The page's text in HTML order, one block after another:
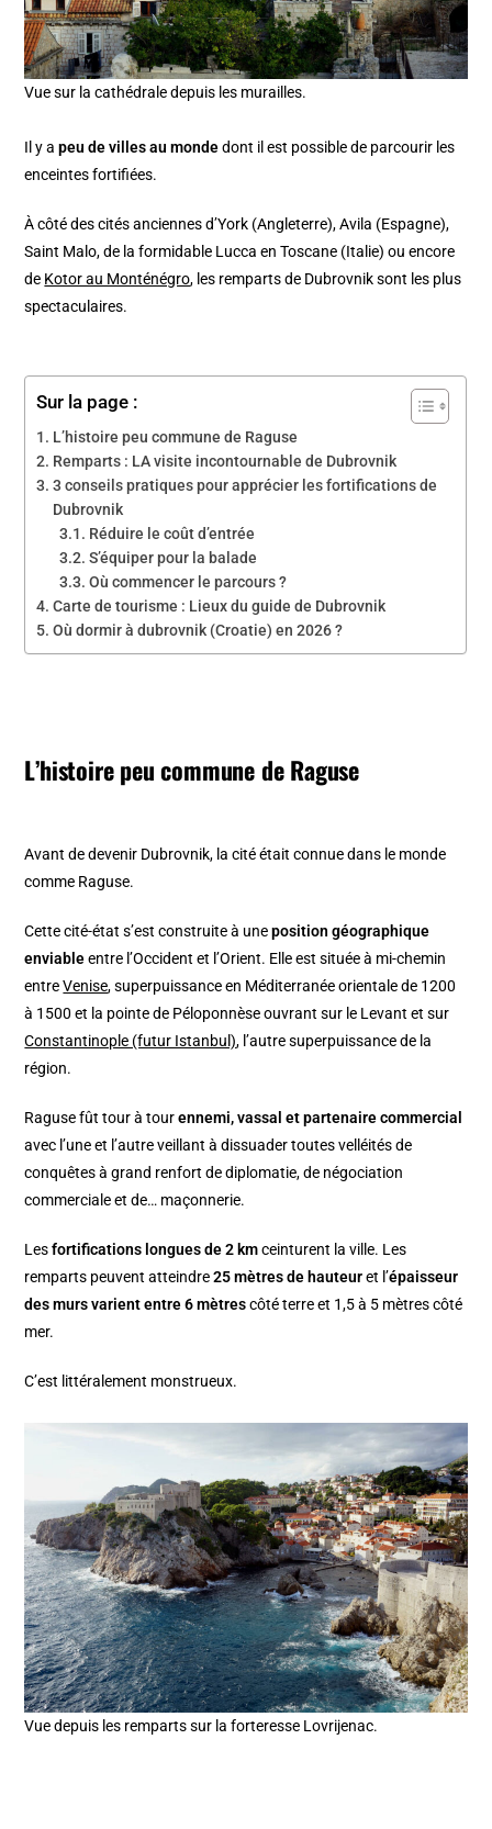
Vue sur la cathédrale depuis les murailles.
Il y apeu de villes au mondedont il est possible de parcourir les
enceintes fortifiées.
À côté des cités anciennes d’York (Angleterre), Avila (Espagne),
Saint Malo, de la formidable Lucca en Toscane (Italie) ou encore
de Kotor au Monténégro, les remparts de Dubrovnik sont les plus
spectaculaires.
Sur la page :
L’histoire peu commune de Raguse
Remparts : LA visite incontournable de Dubrovnik
3 conseils pratiques pour apprécier les fortifications de
Dubrovnik
Réduire le coût d’entrée
S’équiper pour la balade
Où commencer le parcours ?
Carte de tourisme : Lieux du guide de Dubrovnik
Où dormir à dubrovnik (Croatie) en 2026 ?
L’histoire peu commune de Raguse
Avant de devenir Dubrovnik, la cité était connue dans le monde
comme Raguse.
Cette cité-état s’est construite à uneposition géographique
enviableentre l’Occident et l’Orient. Elle est située à mi-chemin
entreVenise, superpuissance en Méditerranée orientale de 1200
à 1500 et la pointe de Péloponnèse ouvrant sur le Levant et sur
Constantinople (futur Istanbul), l’autre superpuissance de la
région.
Raguse fût tour à tourennemi, vassal et partenaire commercial
avec l’une et l’autre veillant à dissuader toutes velléités de
conquêtes à grand renfort de diplomatie, de négociation
commerciale et de… maçonnerie.
Lesfortifications longues de 2 kmceinturent la ville. Les
remparts peuvent atteindre25 mètres de hauteuret l’épaisseur
des murs varient entre 6 mètrescôté terre et 1,5 à 5 mètres côté
mer.
C’est littéralement monstrueux.
Vue depuis les remparts sur la forteresse Lovrijenac.